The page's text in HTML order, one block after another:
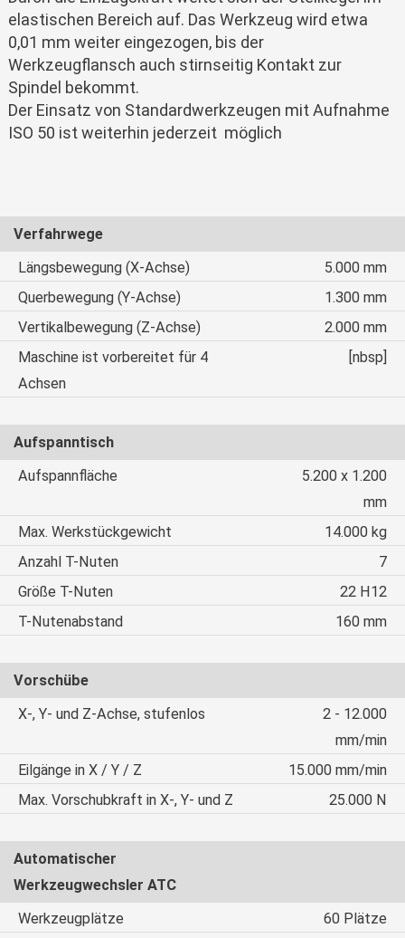
elastischen Bereich auf. Das Werkzeug wird etwa
0,01 mm weiter eingezogen, bis der
Werkzeugflansch auch stirnseitig Kontakt zur
Spindel bekommt.
Der Einsatz von Standardwerkzeugen mit Aufnahme
ISO 50 ist weiterhin jederzeit möglich
Verfahrwege
Längsbewegung (X-Achse)
5.000 mm
Querbewegung (Y-Achse)
1.300 mm
Vertikalbewegung (Z-Achse)
2.000 mm
Maschine ist vorbereitet für 4
Achsen
[nbsp]
Aufspanntisch
Aufspannfläche
5.200 x 1.200
mm
Max. Werkstückgewicht
14.000 kg
Anzahl T-Nuten
7
Größe T-Nuten
22 H12
T-Nutenabstand
160 mm
Vorschübe
X-, Y- und Z-Achse, stufenlos
2 - 12.000
mm/min
Eilgänge in X / Y / Z
15.000 mm/min
Max. Vorschubkraft in X-, Y- und Z
25.000 N
Automatischer
Werkzeugwechsler ATC
Werkzeugplätze
60 Plätze